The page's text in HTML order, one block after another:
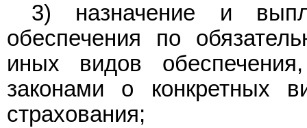
3) назначение и
обеспечения по
иных видов
законами о конкретных
страхования;